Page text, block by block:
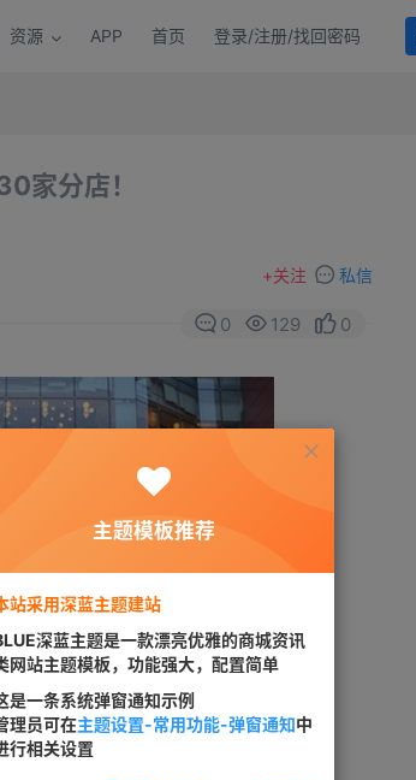
资源 APP 首页 登录/注册/找回密码
家分店！
+关注 私信
0 129 0
主题模板推荐
站采用深蓝主题建站
深蓝主题是一款漂亮优雅的商城资讯
网站主题模板，功能强大，配置简单
是一条系统弹窗通知示例
理员可在主题设置-常用功能-弹窗通知中
行相关设置